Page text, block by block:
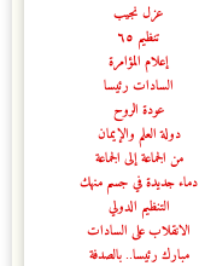
عزل نجيب
تنظيم ٦٥
إعلام المؤامرة
السادات رئيسا
عودة الروح
دولة العلم والإيمان
من الجماعة إلى الجماعة
دماء جديدة في جسم منهك
التنظيم الدولي
الانقلاب على السادات
مبارك رئيسا.. بالصدفة